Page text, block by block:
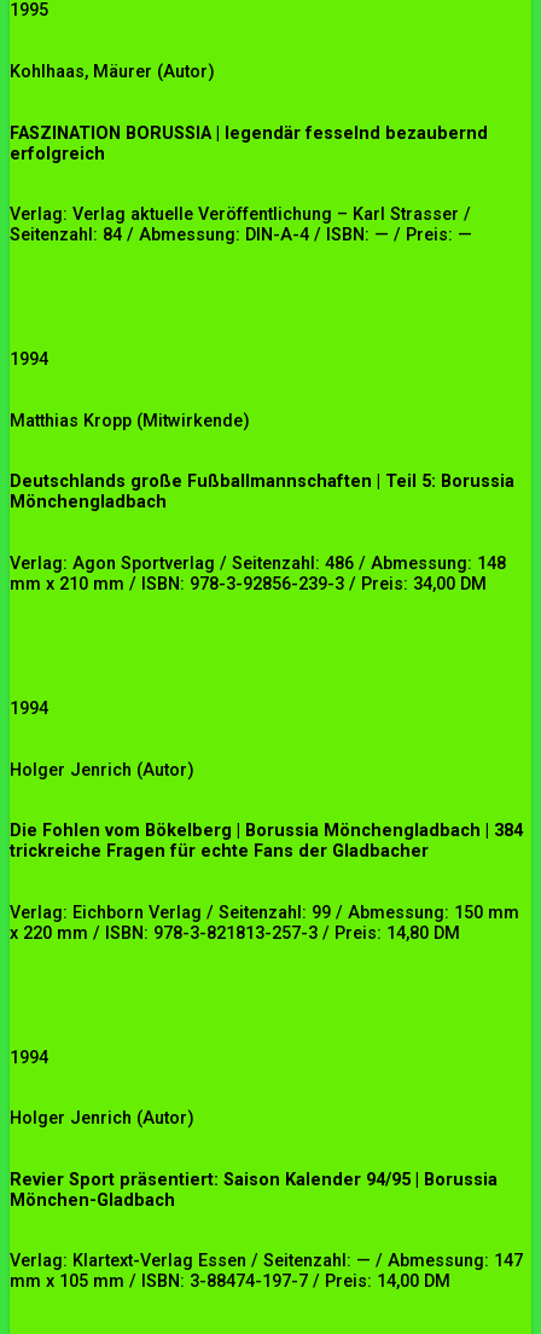
1995
Kohlhaas, Mäurer (Autor)
FASZINATION BORUSSIA | legendär fesselnd bezaubernd
erfolgreich
Verlag: Verlag aktuelle Veröffentlichung – Karl Strasser /
Seitenzahl: 84 / Abmessung: DIN-A-4 / ISBN: — / Preis: —
1994
Matthias Kropp (Mitwirkende)
Deutschlands große Fußballmannschaften | Teil 5: Borussia
Mönchengladbach
Verlag: Agon Sportverlag / Seitenzahl: 486 / Abmessung: 148
mm x 210 mm / ISBN: 978-3-92856-239-3 / Preis: 34,00 DM
1994
Holger Jenrich (Autor)
Die Fohlen vom Bökelberg | Borussia Mönchengladbach | 384
trickreiche Fragen für echte Fans der Gladbacher
Verlag: Eichborn Verlag / Seitenzahl: 99 / Abmessung: 150 mm
x 220 mm / ISBN: 978-3-821813-257-3 / Preis: 14,80 DM
1994
Holger Jenrich (Autor)
Revier Sport präsentiert: Saison Kalender 94/95 | Borussia
Mönchen-Gladbach
Verlag: Klartext-Verlag Essen / Seitenzahl: — / Abmessung: 147
mm x 105 mm / ISBN: 3-88474-197-7 / Preis: 14,00 DM